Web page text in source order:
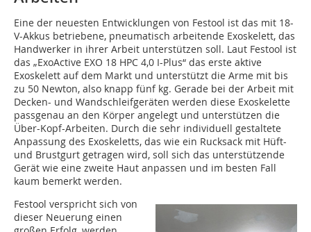
Eine der neuesten Entwicklungen von Festool ist das mit 18-
V-Akkus betriebene, pneumatisch arbeitende Exoskelett, das
Handwerker in ihrer Arbeit unterstützen soll. Laut Festool ist
das „ExoActive EXO 18 HPC 4,0 I-Plus“ das erste aktive
Exoskelett auf dem Markt und unterstützt die Arme mit bis
zu 50 Newton, also knapp fünf kg. Gerade bei der Arbeit mit
Decken- und Wandschleifgeräten werden diese Exoskelette
passgenau an den Körper angelegt und unterstützen die
Über-Kopf-Arbeiten. Durch die sehr individuell gestaltete
Anpassung des Exoskeletts, das wie ein Rucksack mit Hüft-
und Brustgurt getragen wird, soll sich das unterstützende
Gerät wie eine zweite Haut anpassen und im besten Fall
kaum bemerkt werden.
Festool verspricht sich von
dieser Neuerung einen